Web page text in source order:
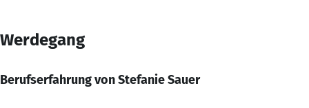
Werdegang
Berufserfahrung von Stefanie Sauer